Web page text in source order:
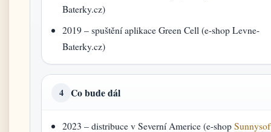
Baterky.cz)
2019 – spuštění aplikace Green Cell (e-shop Levne-
Baterky.cz)
4 Co bude dál
2023 – distribuce v Severní Americe (e-shop